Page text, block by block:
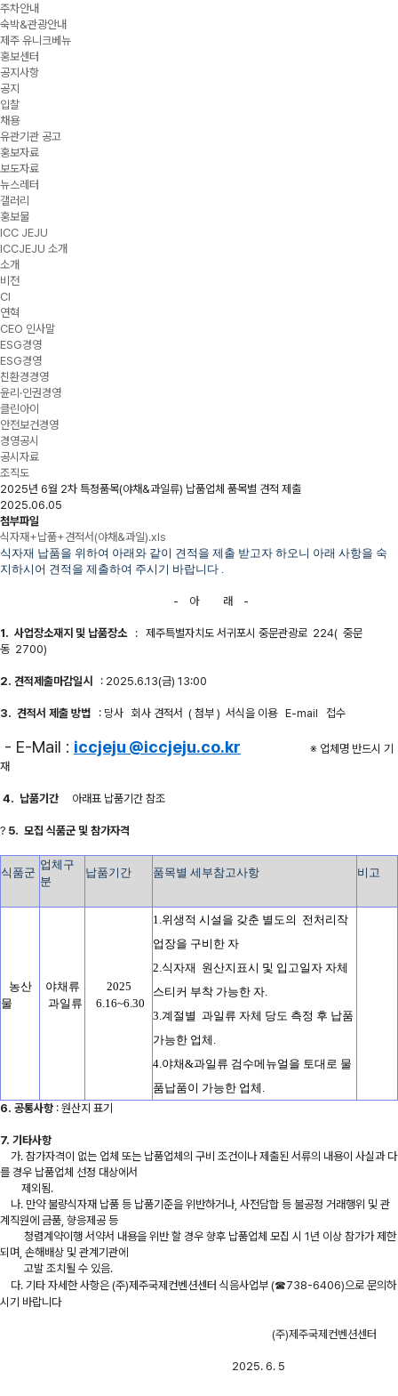
주차안내
숙박&관광안내
제주 유니크베뉴
홍보센터
공지사항
공지
입찰
채용
유관기관 공고
홍보자료
보도자료
뉴스레터
갤러리
홍보물
ICC JEJU
ICCJEJU 소개
소개
비전
CI
연혁
CEO 인사말
ESG경영
ESG경영
친환경경영
윤리·인권경영
클린아이
안전보건경영
경영공시
공시자료
조직도
2025년 6월 2차 특정품목(야채&과일류) 납품업체 품목별 견적 제출
2025.06.05
첨부파일
식자재+납품+견적서(야채&과일).xls
식자재 납품을 위하여 아래와 같이 견적을 제출 받고자 하오니 아래 사항을 숙
지하시어 견적을 제출하여 주시기 바랍니다 .
- 아 래 -
1. 사업장소재지 및 납품장소 : 제주특별자치도 서귀포시 중문관광로 224( 중문
동 2700)
2. 견적제출마감일시 : 2025.6.13(금) 13:00
3. 견적서 제출 방법 : 당사 회사 견적서 ( 첨부 ) 서식을 이용 E-mail 접수
- E-Mail : iccjeju @iccjeju.co.kr
※ 업체명 반드시 기
재
4. 납품기간 아래표 납품기간 참조
? 5. 모집 식품군 및 참가자격
식품군
업체구
분
납품기간 품목별 세부참고사항 비고
농산
물
야채류
과일류
2025
6.16~6.30
1.위생적 시설을 갖춘 별도의 전처리작
업장을 구비한 자
2.식자재 원산지표시 및 입고일자 자체
스티커 부착 가능한 자.
3.계절별 과일류 자체 당도 측정 후 납품
가능한 업체.
4.야채&과일류 검수메뉴얼을 토대로 물
품납품이 가능한 업체.
6. 공통사항 : 원산지 표기
7. 기타사항
가. 참가자격이 없는 업체 또는 납품업체의 구비 조건이나 제출된 서류의 내용이 사실과 다
를 경우 납품업체 선정 대상에서
제외됨.
나. 만약 불량식자재 납품 등 납품기준을 위반하거나, 사전담합 등 불공정 거래행위 및 관
계직원에 금품, 향응제공 등
청렴계약이행 서약서 내용을 위반 할 경우 향후 납품업체 모집 시 1년 이상 참가가 제한
되며, 손해배상 및 관계기관에
고발 조치될 수 있음.
다. 기타 자세한 사항은 (주)제주국제컨벤션센터 식음사업부 (☎738-6406)으로 문의하
시기 바랍니다
(주)제주국제컨벤션센터
2025. 6. 5